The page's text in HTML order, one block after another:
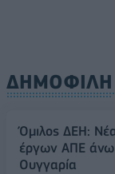
ΔΗΜΟΦΙΛΗ
Όμιλος ΔΕΗ:
έργων ΑΠΕ άνω
Ουγγαρία